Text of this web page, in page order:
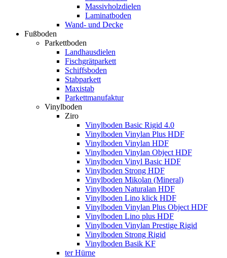
Massivholzdielen
Laminatboden
Wand- und Decke
Fußboden
Parkettboden
Landhausdielen
Fischgrätparkett
Schiffsboden
Stabparkett
Maxistab
Parkettmanufaktur
Vinylboden
Ziro
Vinylboden Basic Rigid 4.0
Vinylboden Vinylan Plus HDF
Vinylboden Vinylan HDF
Vinylboden Vinylan Object HDF
Vinylboden Vinyl Basic HDF
Vinylboden Strong HDF
Vinylboden Mikolan (Mineral)
Vinylboden Naturalan HDF
Vinylboden Lino klick HDF
Vinylboden Vinylan Plus Object HDF
Vinylboden Lino plus HDF
Vinylboden Vinylan Prestige Rigid
Vinylboden Strong Rigid
Vinylboden Basik KF
ter Hürne